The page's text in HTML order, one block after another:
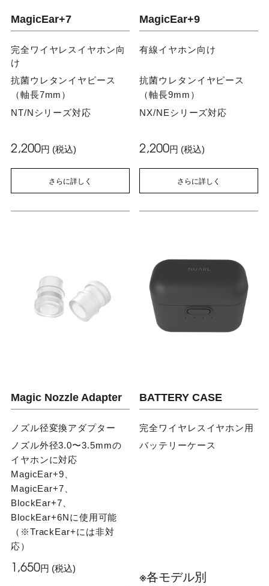
MagicEar+7
完全ワイヤレスイヤホン向
け
抗菌ウレタンイヤピース
（軸長7mm）
NT/Nシリーズ対応
2,200円 (税込)
さらに詳しく
MagicEar+9
有線イヤホン向け
抗菌ウレタンイヤピース
（軸長9mm）
NX/NEシリーズ対応
2,200円 (税込)
さらに詳しく
Magic Nozzle Adapter
ノズル径変換アダプター
ノズル外径3.0〜3.5mmの
イヤホンに対応
MagicEar+9、
MagicEar+7、
BlockEar+7、
BlockEar+6Nに使用可能
（※TrackEar+には非対
応）
1,650円 (税込)
BATTERY CASE
完全ワイヤレスイヤホン用
バッテリーケース
※各モデル別